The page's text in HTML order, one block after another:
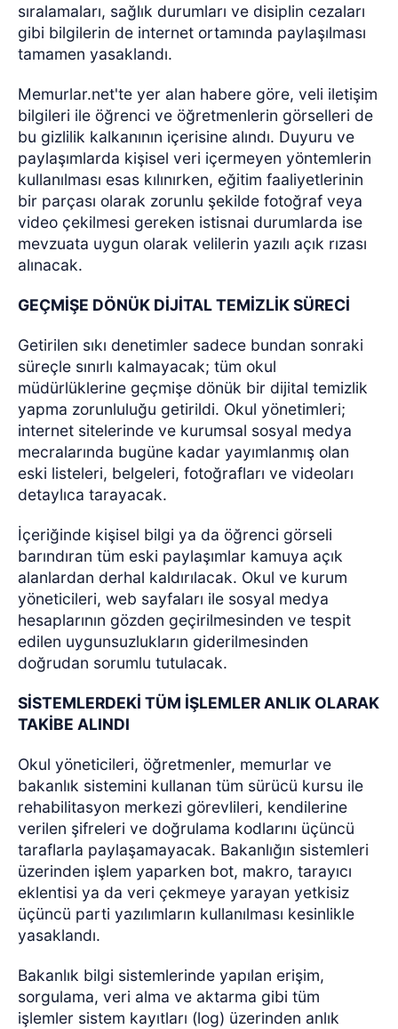
sıralamaları, sağlık durumları ve disiplin cezaları
gibi bilgilerin de internet ortamında paylaşılması
tamamen yasaklandı.
Memurlar.net'te yer alan habere göre, veli iletişim
bilgileri ile öğrenci ve öğretmenlerin görselleri de
bu gizlilik kalkanının içerisine alındı. Duyuru ve
paylaşımlarda kişisel veri içermeyen yöntemlerin
kullanılması esas kılınırken, eğitim faaliyetlerinin
bir parçası olarak zorunlu şekilde fotoğraf veya
video çekilmesi gereken istisnai durumlarda ise
mevzuata uygun olarak velilerin yazılı açık rızası
alınacak.
GEÇMİŞE DÖNÜK DİJİTAL TEMİZLİK SÜRECİ
Getirilen sıkı denetimler sadece bundan sonraki
süreçle sınırlı kalmayacak; tüm okul
müdürlüklerine geçmişe dönük bir dijital temizlik
yapma zorunluluğu getirildi. Okul yönetimleri;
internet sitelerinde ve kurumsal sosyal medya
mecralarında bugüne kadar yayımlanmış olan
eski listeleri, belgeleri, fotoğrafları ve videoları
detaylıca tarayacak.
İçeriğinde kişisel bilgi ya da öğrenci görseli
barındıran tüm eski paylaşımlar kamuya açık
alanlardan derhal kaldırılacak. Okul ve kurum
yöneticileri, web sayfaları ile sosyal medya
hesaplarının gözden geçirilmesinden ve tespit
edilen uygunsuzlukların giderilmesinden
doğrudan sorumlu tutulacak.
SİSTEMLERDEKİ TÜM İŞLEMLER ANLIK OLARAK
TAKİBE ALINDI
Okul yöneticileri, öğretmenler, memurlar ve
bakanlık sistemini kullanan tüm sürücü kursu ile
rehabilitasyon merkezi görevlileri, kendilerine
verilen şifreleri ve doğrulama kodlarını üçüncü
taraflarla paylaşamayacak. Bakanlığın sistemleri
üzerinden işlem yaparken bot, makro, tarayıcı
eklentisi ya da veri çekmeye yarayan yetkisiz
üçüncü parti yazılımların kullanılması kesinlikle
yasaklandı.
Bakanlık bilgi sistemlerinde yapılan erişim,
sorgulama, veri alma ve aktarma gibi tüm
işlemler sistem kayıtları (log) üzerinden anlık